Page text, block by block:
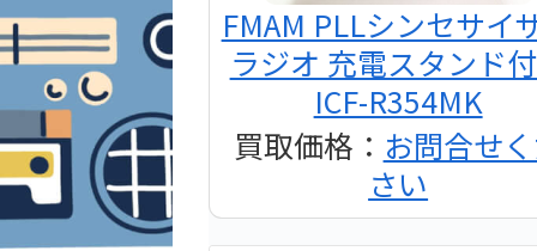
FMAM PLLシンセサイ
ラジオ 充電スタンド
ICF-R354MK
買取価格： お問合せ
さい